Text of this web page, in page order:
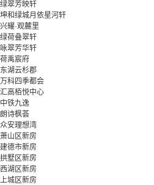
绿翠芳映轩
坤和绿城月依星河轩
兴耀·观麓里
绿荷叠翠轩
咏翠芳华轩
荷禹宸府
东湖云杉郡
万科四季都会
汇高栢悦中心
中铁九逸
朗诗枫荟
众安理想湾
萧山区新房
建德市新房
拱墅区新房
西湖区新房
上城区新房